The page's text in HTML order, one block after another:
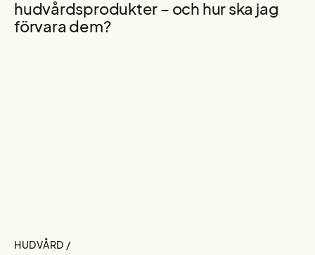
hudvårdsprodukter – och hur ska jag
förvara dem?
HUDVÅRD /